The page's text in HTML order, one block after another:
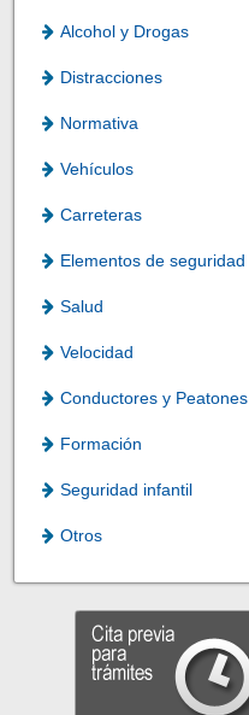
Alcohol y Drogas
Distracciones
Normativa
Vehículos
Carreteras
Elementos de seguridad
Salud
Velocidad
Conductores y Peatones
Formación
Seguridad infantil
Otros